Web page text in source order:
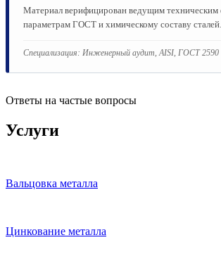
Материал верифицирован ведущим техническим
параметрам ГОСТ и химическому составу сталей.
Специализация: Инженерный аудит, AISI, ГОСТ 2590
Ответы на частые вопросы
Услуги
Вальцовка металла
Цинкование металла